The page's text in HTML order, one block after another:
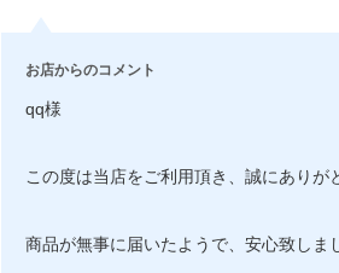
お店からのコメント
qq様
この度は当店をご利用頂き、誠にありが
商品が無事に届いたようで、安心致しま